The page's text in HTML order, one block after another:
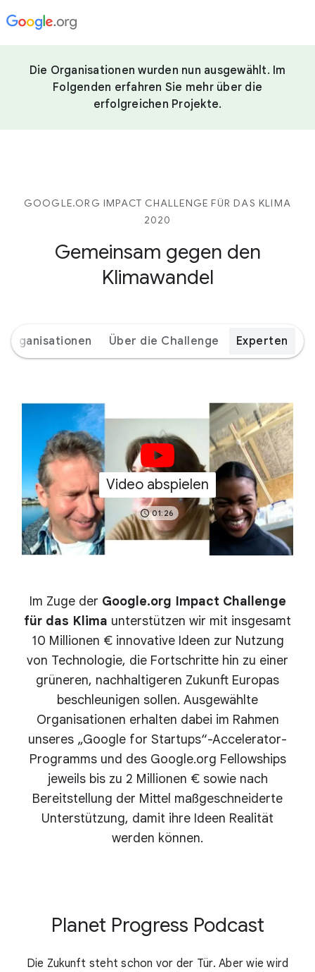
Die Organisationen wurden nun ausgewählt. Im
Folgenden erfahren Sie mehr über die
erfolgreichen Projekte.
GOOGLE.ORG IMPACT CHALLENGE FÜR DAS KLIMA
2020
Gemeinsam gegen den
Klimawandel
Organisationen Über die Challenge Experten
Video abspielen
01:26
Im Zuge der Google.org Impact Challenge
für das Klima unterstützen wir mit insgesamt
10 Millionen € innovative Ideen zur Nutzung
von Technologie, die Fortschritte hin zu einer
grüneren, nachhaltigeren Zukunft Europas
beschleunigen sollen. Ausgewählte
Organisationen erhalten dabei im Rahmen
unseres „Google for Startups“-Accelerator-
Programms und des Google.org Fellowships
jeweils bis zu 2 Millionen € sowie nach
Bereitstellung der Mittel maßgeschneiderte
Unterstützung, damit ihre Ideen Realität
werden können.
Planet Progress Podcast
Die Zukunft steht schon vor der Tür. Aber wie wird